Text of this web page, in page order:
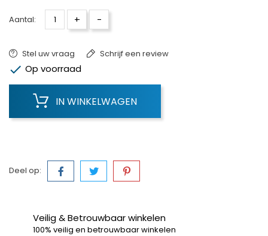
Aantal: + -
Stel uw vraag Schrijf een review
 Op voorraad
IN WINKELWAGEN
Deel op:
Veilig & Betrouwbaar winkelen
100% veilig en betrouwbaar winkelen